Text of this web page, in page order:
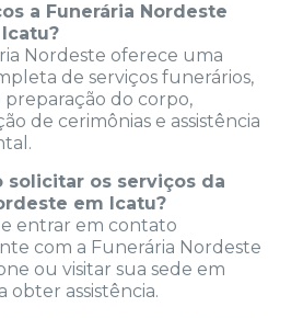
a Funerária Nordeste
Nordeste oferece uma
de serviços funerários,
do corpo,
de cerimônias e assistência
solicitar os serviços da
em Icatu?
entrar em contato
com a Funerária Nordeste
ou visitar sua sede em
obter assistência.